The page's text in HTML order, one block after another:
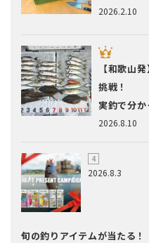
2026.2.10
2026.8.10
【和歌山
挑戦！
実釣で分
2026.8.3
旬の釣りアイテムが当たる！